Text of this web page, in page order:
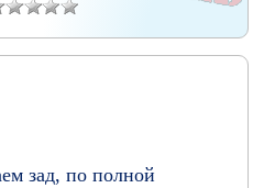
зад, по полной